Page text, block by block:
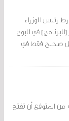
رئيس الوزراء
في البوح
صحيح فقط في
من المتوقع أن تفتح